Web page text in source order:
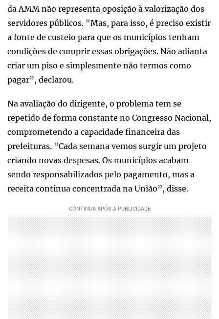
da AMM não representa oposição à valorização dos
servidores públicos. "Mas, para isso, é preciso existir
a fonte de custeio para que os municípios tenham
condições de cumprir essas obrigações. Não adianta
criar um piso e simplesmente não termos como
pagar”, declarou.
Na avaliação do dirigente, o problema tem se
repetido de forma constante no Congresso Nacional,
comprometendo a capacidade financeira das
prefeituras. "Cada semana vemos surgir um projeto
criando novas despesas. Os municípios acabam
sendo responsabilizados pelo pagamento, mas a
receita continua concentrada na União”, disse.